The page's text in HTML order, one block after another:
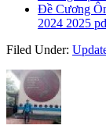
Đề Cương
2024 2025
Filed Under: